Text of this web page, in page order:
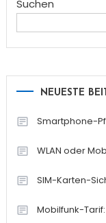
Suchen
NEUESTE
Smartphone-
WLAN oder
SIM-Karten-
Mobilfunk-